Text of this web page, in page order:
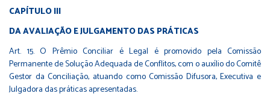
CAPÍTULO III
DA AVALIAÇÃO E JULGAMENTO DAS PRÁTICAS
Art. 15. O Prêmio Conciliar é Legal é promovido pela Comissão
Permanente de Solução Adequada de Conflitos, com o auxílio do Comitê
Gestor da Conciliação, atuando como Comissão Difusora, Executiva e
Julgadora das práticas apresentadas.